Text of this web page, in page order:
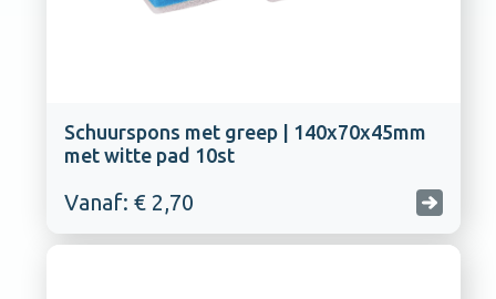
Schuurspons met greep | 140x70x45mm
met witte pad 10st
Vanaf: € 2,70